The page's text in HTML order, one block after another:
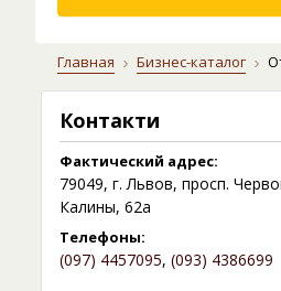
Главная Бизнес-каталог
Контакти
Фактический адрес:
79049, г. Львов, просп.
Калины, 62а
Телефоны:
(097) 4457095, (093) 4386699